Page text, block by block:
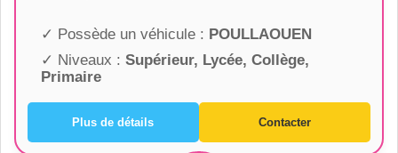
✓ Possède un véhicule : POULLAOUEN
✓ Niveaux : Supérieur, Lycée, Collège,
Primaire
Plus de détails Contacter